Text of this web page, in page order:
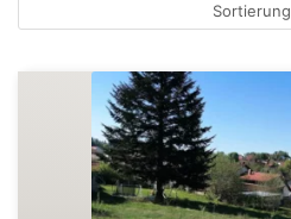
Sortierung